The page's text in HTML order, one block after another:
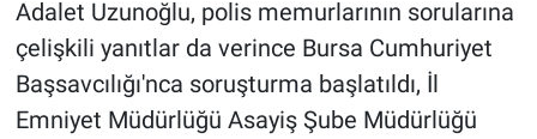
Adalet Uzunoğlu, polis memurlarının sorularına
çelişkili yanıtlar da verince Bursa Cumhuriyet
Başsavcılığı'nca soruşturma başlatıldı, İl
Emniyet Müdürlüğü Asayiş Şube Müdürlüğü